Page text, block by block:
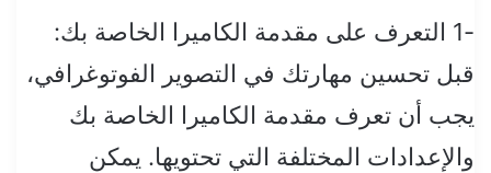
-1 التعرف على مقدمة الكاميرا الخاصة بك:
قبل تحسين مهارتك في التصوير الفوتوغرافي،
يجب أن تعرف مقدمة الكاميرا الخاصة بك
والإعدادات المختلفة التي تحتويها. يمكن